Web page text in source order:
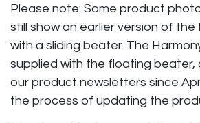
Please note: Some product
still show an earlier version of the
with a sliding beater. The
supplied with the floating beater,
our product newsletters since
the process of updating the